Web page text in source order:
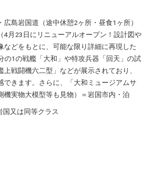
島岩国道（途中休憩2ヶ所・昼食1ヶ所）
（4月23日にリニューアルオープン！設計図や
などをもとに、可能な限り詳細に再現した
の1の戦艦「大和」や特攻兵器「回天」の試
戦闘機六二型」などが展示されており、
できます。さらに、「大和ミュージアムサ
機実物大模型等も見物）＝岩国市内・泊
国又は同等クラス